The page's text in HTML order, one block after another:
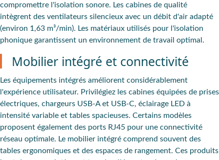
compromettre l'isolation sonore. Les cabines de qualité
intègrent des ventilateurs silencieux avec un débit d'air adapté
(environ 1,63 m³/min). Les matériaux utilisés pour l'isolation
phonique garantissent un environnement de travail optimal.
Mobilier intégré et connectivité
Les équipements intégrés améliorent considérablement
l'expérience utilisateur. Privilégiez les cabines équipées de prises
électriques, chargeurs USB-A et USB-C, éclairage LED à
intensité variable et tables spacieuses. Certains modèles
proposent également des ports RJ45 pour une connectivité
réseau optimale. Le mobilier intégré comprend souvent des
tables ergonomiques et des espaces de rangement. Ces produits